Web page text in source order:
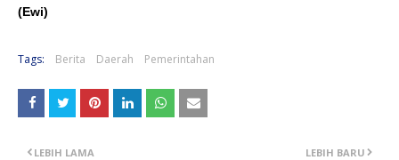
(Ewi)
Tags: Berita Daerah Pemerintahan
LEBIH BARU
LEBIH LAMA